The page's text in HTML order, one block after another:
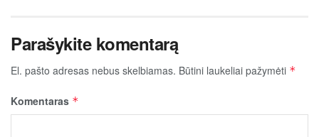
Parašykite komentarą
El. pašto adresas nebus skelbiamas. Būtini laukeliai pažymėti *
Komentaras *